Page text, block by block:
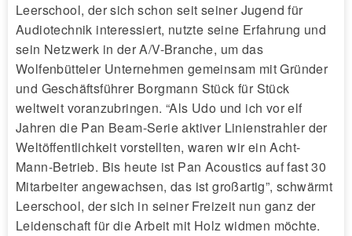
Leerschool, der sich schon seit seiner Jugend für
Audiotechnik interessiert, nutzte seine Erfahrung und
sein Netzwerk in der A/V-Branche, um das
Wolfenbütteler Unternehmen gemeinsam mit Gründer
und Geschäftsführer Borgmann Stück für Stück
weltweit voranzubringen. “Als Udo und ich vor elf
Jahren die Pan Beam-Serie aktiver Linienstrahler der
Weltöffentlichkeit vorstellten, waren wir ein Acht-
Mann-Betrieb. Bis heute ist Pan Acoustics auf fast 30
Mitarbeiter angewachsen, das ist großartig”, schwärmt
Leerschool, der sich in seiner Freizeit nun ganz der
Leidenschaft für die Arbeit mit Holz widmen möchte.